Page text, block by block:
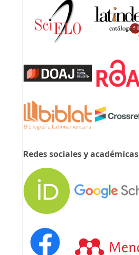
Redes sociales y académicas